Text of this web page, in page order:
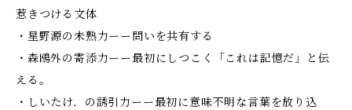
惹きつける文体
・星野源の未熟力ーー問いを共有する
・森鴎外の寄添力ーー最初にしつこく「これは記憶だ」と伝
える。
・しいたけ．の誘引力ーー最初に意味不明な言葉を放り込